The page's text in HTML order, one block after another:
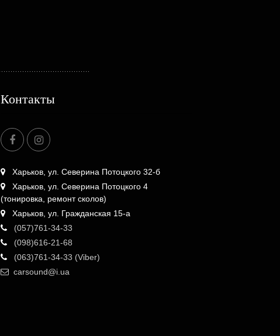
Контакты
Харьков, ул. Северина Потоцкого 32-б
Харьков, ул. Северина Потоцкого 4
(тонировка, ремонт сколов)
Харьков, ул. Гражданская 15-а
(057)761-34-33
(098)616-21-68
(063)761-34-33 (Viber)
carsound@i.ua